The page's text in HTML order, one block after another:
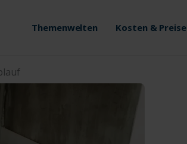
Themenwelten Kosten & Preise